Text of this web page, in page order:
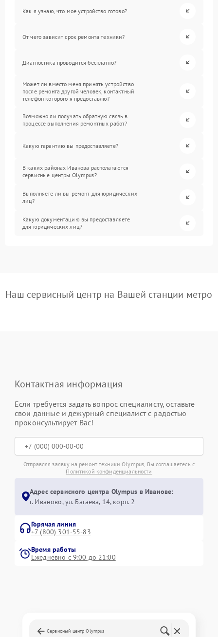
Как я узнаю, что мое устройство готово?
От чего зависит срок ремонта техники?
Диагностика проводится бесплатно?
Может ли вместо меня принять устройство
после ремонта другой человек, контактный
телефон которого я предоставлю?
Возможно ли получать обратную связь в
процессе выполнения ремонтных работ?
Какую гарантию вы предоставляете?
В каких районах Иванова располагаются
сервисные центры Olympus?
Выполняете ли вы ремонт для юридических
лиц?
Какую документацию вы предоставляете
для юридических лиц?
Наш сервисный центр на Вашей станции метро
Контактная информация
Если требуется задать вопрос специалисту, оставьте
свои данные и дежурный специалист с радостью
проконсультирует Вас!
Отправляя заявку на ремонт техники Olympus, Вы соглашаетесь с
Политикой конфиденциальности
Адрес сервисного центра Olympus в Иванове:
г. Иваново, ул. Багаева, 14, корп. 2
Горячая линия
+7 (800) 301-55-83
Время работы
Ежедневно с 9:00 до 21:00
Сервисный центр Olympus